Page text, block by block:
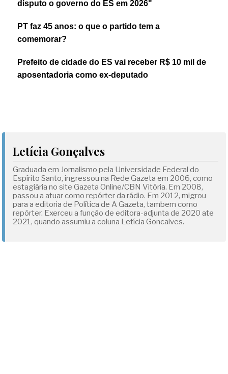
disputo o governo do ES em 2026"
PT faz 45 anos: o que o partido tem a
comemorar?
Prefeito de cidade do ES vai receber R$ 10 mil de
aposentadoria como ex-deputado
Letícia Gonçalves
Graduada em Jornalismo pela Universidade Federal do
Espírito Santo, ingressou na Rede Gazeta em 2006, como
estagiária no site Gazeta Online/CBN Vitória. Em 2008,
passou a atuar como repórter da rádio. Em 2012, migrou
para a editoria de Política de A Gazeta, tambem como
repórter. Exerceu a função de editora-adjunta de 2020 ate
2021, quando assumiu a coluna Letícia Goncalves.